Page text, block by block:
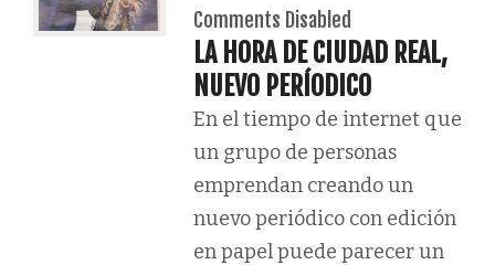
Comments Disabled
LA HORA DE CIUDAD REAL,
NUEVO PERÍODICO
En el tiempo de internet que
un grupo de personas
emprendan creando un
nuevo periódico con edición
en papel puede parecer un